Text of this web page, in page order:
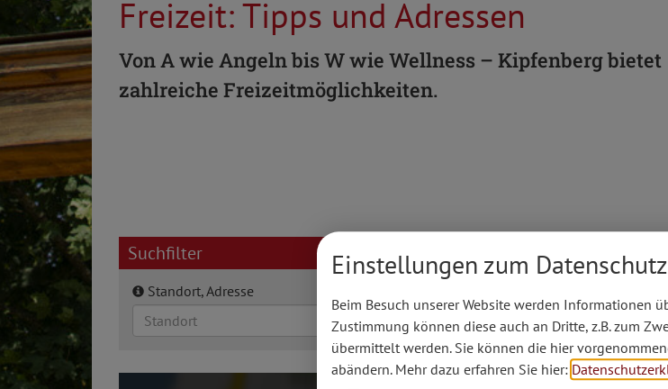
Freizeit: Tipps und Adressen
Von A wie Angeln bis W wie Wellness – Kipfenberg bietet
zahlreiche Freizeitmöglichkeiten.
Suchfilter
Standort, Adresse
Einstellungen zum Datenschutz
Beim Besuch unserer Website werden Informationen
Zustimmung können diese auch an Dritte, z.B. zum
übermittelt werden. Sie können die hier
abändern. Mehr dazu erfahren Sie hier: